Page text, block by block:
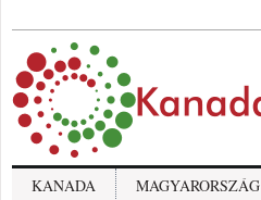
KANADA MAGYARORSZÁG